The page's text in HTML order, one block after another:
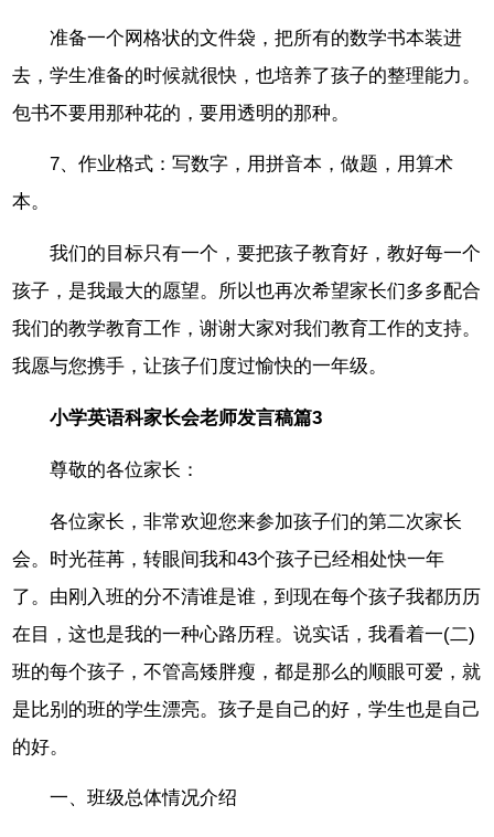
准备一个网格状的文件袋，把所有的数学书本装进
去，学生准备的时候就很快，也培养了孩子的整理能力。
包书不要用那种花的，要用透明的那种。
7、作业格式：写数字，用拼音本，做题，用算术
本。
我们的目标只有一个，要把孩子教育好，教好每一个
孩子，是我最大的愿望。所以也再次希望家长们多多配合
我们的教学教育工作，谢谢大家对我们教育工作的支持。
我愿与您携手，让孩子们度过愉快的一年级。
小学英语科家长会老师发言稿篇3
尊敬的各位家长：
各位家长，非常欢迎您来参加孩子们的第二次家长
会。时光荏苒，转眼间我和43个孩子已经相处快一年
了。由刚入班的分不清谁是谁，到现在每个孩子我都历历
在目，这也是我的一种心路历程。说实话，我看着一(二)
班的每个孩子，不管高矮胖瘦，都是那么的顺眼可爱，就
是比别的班的学生漂亮。孩子是自己的好，学生也是自己
的好。
一、班级总体情况介绍